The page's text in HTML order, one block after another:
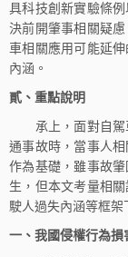
具科技創新實驗條
決前開肇事相關疑
車相關應用可能延
內涵。
貳、重點說明
承上，面對自駕
通事故時，當事人
作為基礎，雖事故
生，但本文考量相
駛人過失內涵等框架
一、我國侵權行為